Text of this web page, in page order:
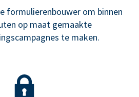
formulierenbouwer om binnen
op maat gemaakte
te maken.